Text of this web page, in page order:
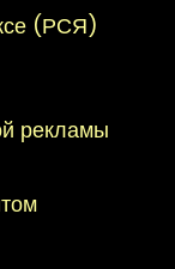
(РСЯ)
рекламы